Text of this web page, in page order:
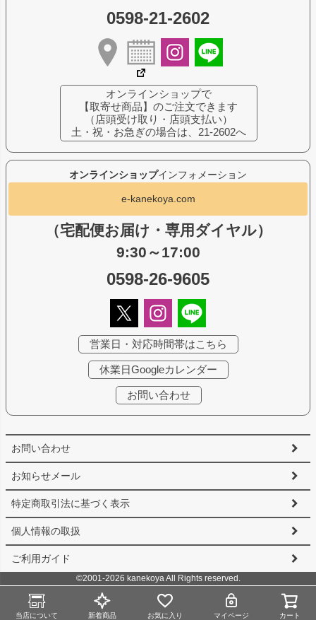
当店について 新着商品 お気に入り マイページ カート
お問い合わせ
お知らせメール
特定商取引法に基づく表示
個人情報の取扱
ご利用ガイド
オンラインショップインフォメーション
e-kanekoya.com
（宅配便お届け・専用ダイヤル）
9:30～17:00
0598-26-9605
営業日・対応時間帯はこちら
休業日Googleカレンダー
お問い合わせ
0598-21-2602
オンラインショップで
【取寄せ商品】のご注文できます
（店頭受け取り・店頭支払い）
土・祝・お急ぎの場合は、21-2602へ
©2001-2026 kanekoya All Rights reserved.